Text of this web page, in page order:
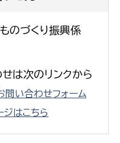
のづくり振興係
は次のリンクから
問い合わせフォーム
ジはこちら